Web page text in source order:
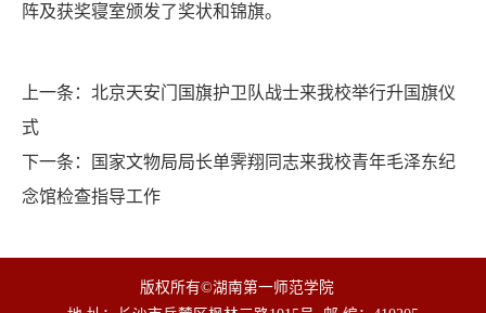
阵及获奖寝室颁发了奖状和锦旗。
上一条： 北京天安门国旗护卫队战士来我校举行升国旗仪
式
下一条：
国家文物局局长单霁翔同志来我校青年毛泽东纪
念馆检查指导工作
版权所有©湖南第一师范学院